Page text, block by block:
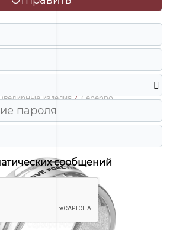
изделия / Серебро
сообщений